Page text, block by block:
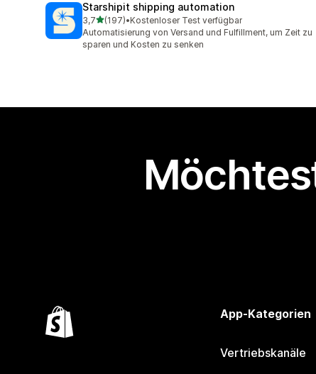
Starshipit shipping automation
3,7von 5 Sternen
(197)
197 Rezensionen insgesamt
•Kostenloser Test verfügbar
Automatisierung von Versand und Fulfillment, um Zeit zu
sparen und Kosten zu senken
App-Kategorien
Vertriebskanäle